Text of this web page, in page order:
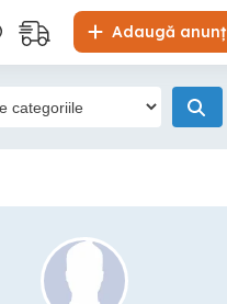
Adaugă anunț